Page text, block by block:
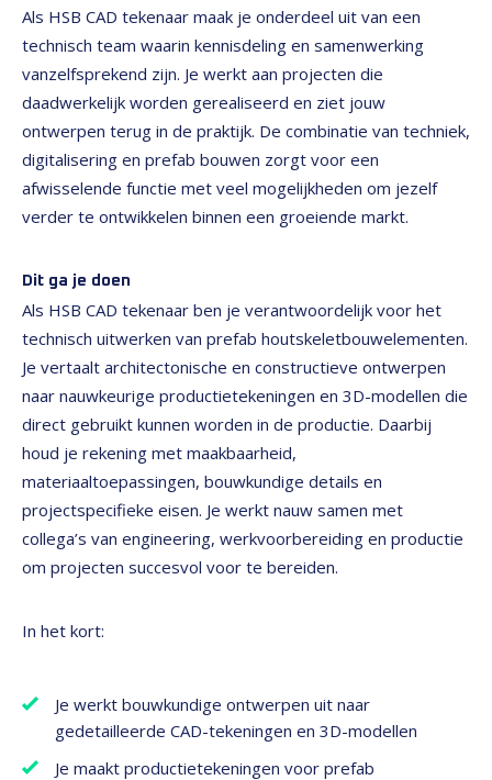
Als HSB CAD tekenaar maak je onderdeel uit van een
technisch team waarin kennisdeling en samenwerking
vanzelfsprekend zijn. Je werkt aan projecten die
daadwerkelijk worden gerealiseerd en ziet jouw
ontwerpen terug in de praktijk. De combinatie van techniek,
digitalisering en prefab bouwen zorgt voor een
afwisselende functie met veel mogelijkheden om jezelf
verder te ontwikkelen binnen een groeiende markt.
Dit ga je doen
Als HSB CAD tekenaar ben je verantwoordelijk voor het
technisch uitwerken van prefab houtskeletbouwelementen.
Je vertaalt architectonische en constructieve ontwerpen
naar nauwkeurige productietekeningen en 3D-modellen die
direct gebruikt kunnen worden in de productie. Daarbij
houd je rekening met maakbaarheid,
materiaaltoepassingen, bouwkundige details en
projectspecifieke eisen. Je werkt nauw samen met
collega’s van engineering, werkvoorbereiding en productie
om projecten succesvol voor te bereiden.
In het kort:
Je werkt bouwkundige ontwerpen uit naar
gedetailleerde CAD-tekeningen en 3D-modellen
Je maakt productietekeningen voor prefab